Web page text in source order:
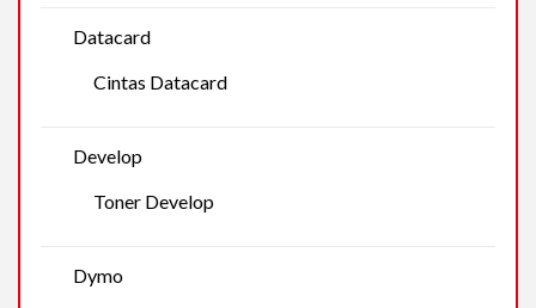
Datacard
Cintas Datacard
Develop
Toner Develop
Dymo